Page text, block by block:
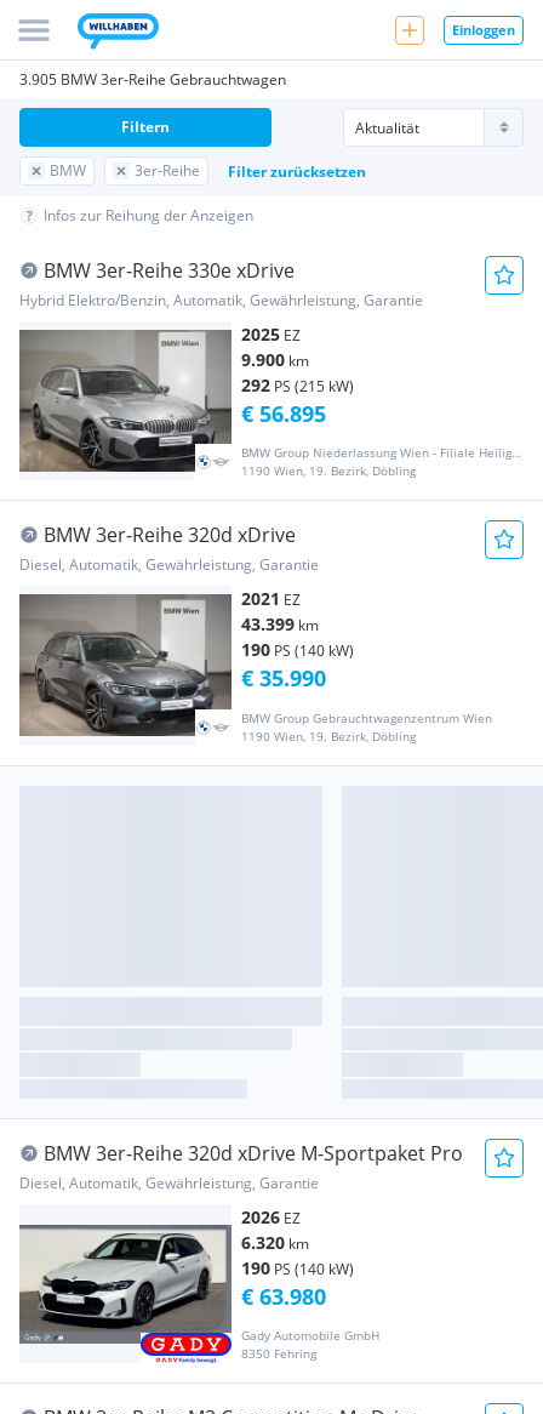
Einloggen
3.905 BMW 3er-Reihe Gebrauchtwagen
BMW 3er-Reihe Filter zurücksetzen
Filtern
Infos zur Reihung der Anzeigen
BMW 3er-Reihe 330e xDrive
Hybrid Elektro/Benzin, Automatik, Gewährleistung, Garantie
2025 EZ
9.900 km
292 PS (215 kW)
BMW Group Niederlassung Wien - Filiale Heiligenstadt
1190 Wien, 19. Bezirk, Döbling
€ 56.895
BMW 3er-Reihe 320d xDrive
Diesel, Automatik, Gewährleistung, Garantie
2021 EZ
43.399 km
190 PS (140 kW)
BMW Group Gebrauchtwagenzentrum Wien
1190 Wien, 19. Bezirk, Döbling
€ 35.990
BMW 3er-Reihe 320d xDrive M-Sportpaket Pro
Diesel, Automatik, Gewährleistung, Garantie
2026 EZ
6.320 km
190 PS (140 kW)
Gady Automobile GmbH
8350 Fehring
€ 63.980